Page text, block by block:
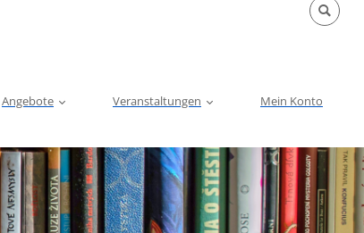
Angebote Veranstaltungen Mein Konto